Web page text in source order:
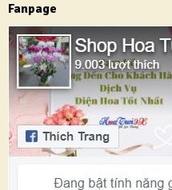
Fanpage